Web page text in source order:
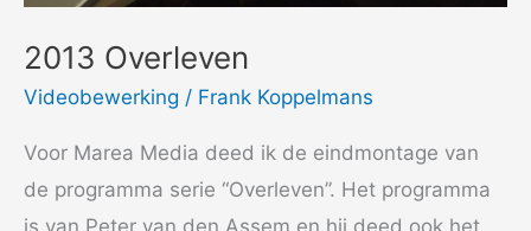
2013 Overleven
Videobewerking / Frank Koppelmans
Voor Marea Media deed ik de eindmontage van
de programma serie “Overleven”. Het programma